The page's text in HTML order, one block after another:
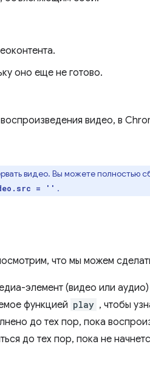
оно еще не готово.
видео, в
видео. Вы можете полностью
= '' .
что мы можем
элемент (видео или
функцией play , чтобы
до тех пор, пока
до тех пор, пока не